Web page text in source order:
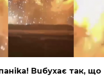
Вuбухає так, що